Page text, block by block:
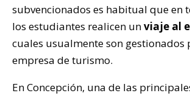
subvencionados es habitual que en
los estudiantes realicen unviaje al
cuales usualmente son gestionados
empresa de turismo.
En Concepción, una de las